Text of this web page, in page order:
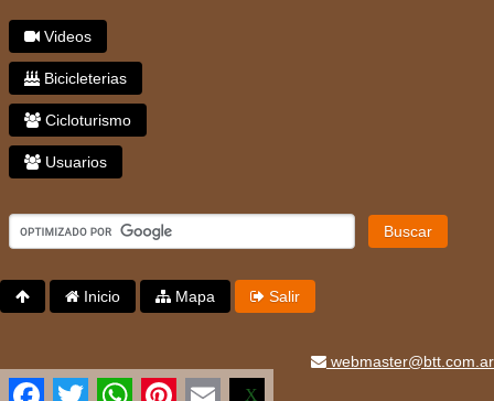
Videos
Bicicleterias
Cicloturismo
Usuarios
Buscar
Inicio Mapa Salir
webmaster@btt.com.ar
Facebook
Twitter WhatsApp
PinterestEmail
X